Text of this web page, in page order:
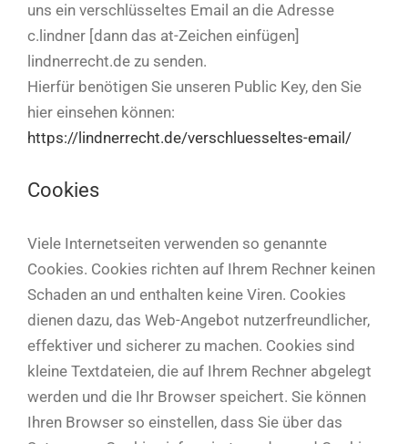
uns ein verschlüsseltes Email an die Adresse
c.lindner [dann das at-Zeichen einfügen]
lindnerrecht.de zu senden.
Hierfür benötigen Sie unseren Public Key, den Sie
hier einsehen können:
https://lindnerrecht.de/verschluesseltes-email/
Cookies
Viele Internetseiten verwenden so genannte
Cookies. Cookies richten auf Ihrem Rechner keinen
Schaden an und enthalten keine Viren. Cookies
dienen dazu, das Web-Angebot nutzerfreundlicher,
effektiver und sicherer zu machen. Cookies sind
kleine Textdateien, die auf Ihrem Rechner abgelegt
werden und die Ihr Browser speichert. Sie können
Ihren Browser so einstellen, dass Sie über das